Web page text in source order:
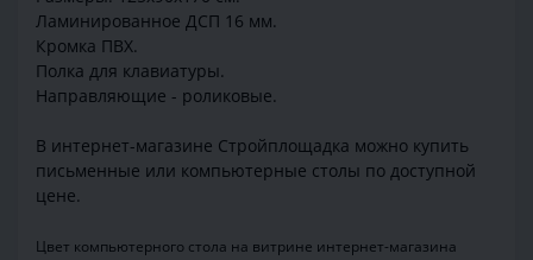
Ламинированное ДСП 16 мм.
Кромка ПВХ.
Полка для клавиатуры.
Направляющие - роликовые.
В интернет-магазине Стройплощадка можно купить
письменные или компьютерные столы по доступной
цене.
Цвет компьютерного стола на витрине интернет-магазина